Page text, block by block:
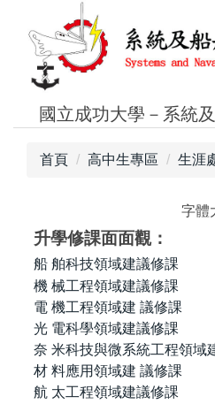
國立成功大學－系統
首頁 高中生專區 生涯
字體
升學修課面面觀：
船 舶科技領域建議修課
機 械工程領域建議修課
電 機工程領域建 議修課
光 電科學領域建議修課
奈 米科技與微系統工程領域
材 料應用領域建 議修課
航 太工程領域建議修課